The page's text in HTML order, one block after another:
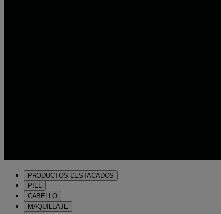
PRODUCTOS DESTACADOS
PIEL
CABELLO
MAQUILLAJE